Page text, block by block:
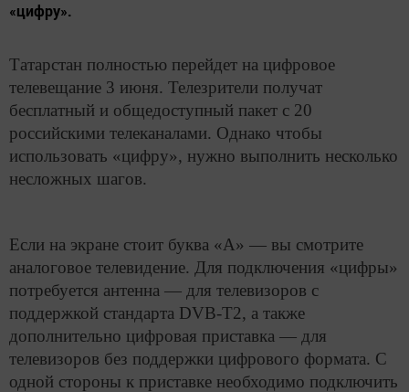
«цифру».
Татарстан полностью перейдет на цифровое
телевещание 3 июня. Телезрители получат
бесплатный и общедоступный пакет с 20
российскими телеканалами. Однако чтобы
использовать «цифру», нужно выполнить несколько
несложных шагов.
Если на экране стоит буква «А» — вы смотрите
аналоговое телевидение. Для подключения «цифры»
потребуется антенна — для телевизоров с
поддержкой стандарта DVB-T2, а также
дополнительно цифровая приставка — для
телевизоров без поддержки цифрового формата. С
одной стороны к приставке необходимо подключить